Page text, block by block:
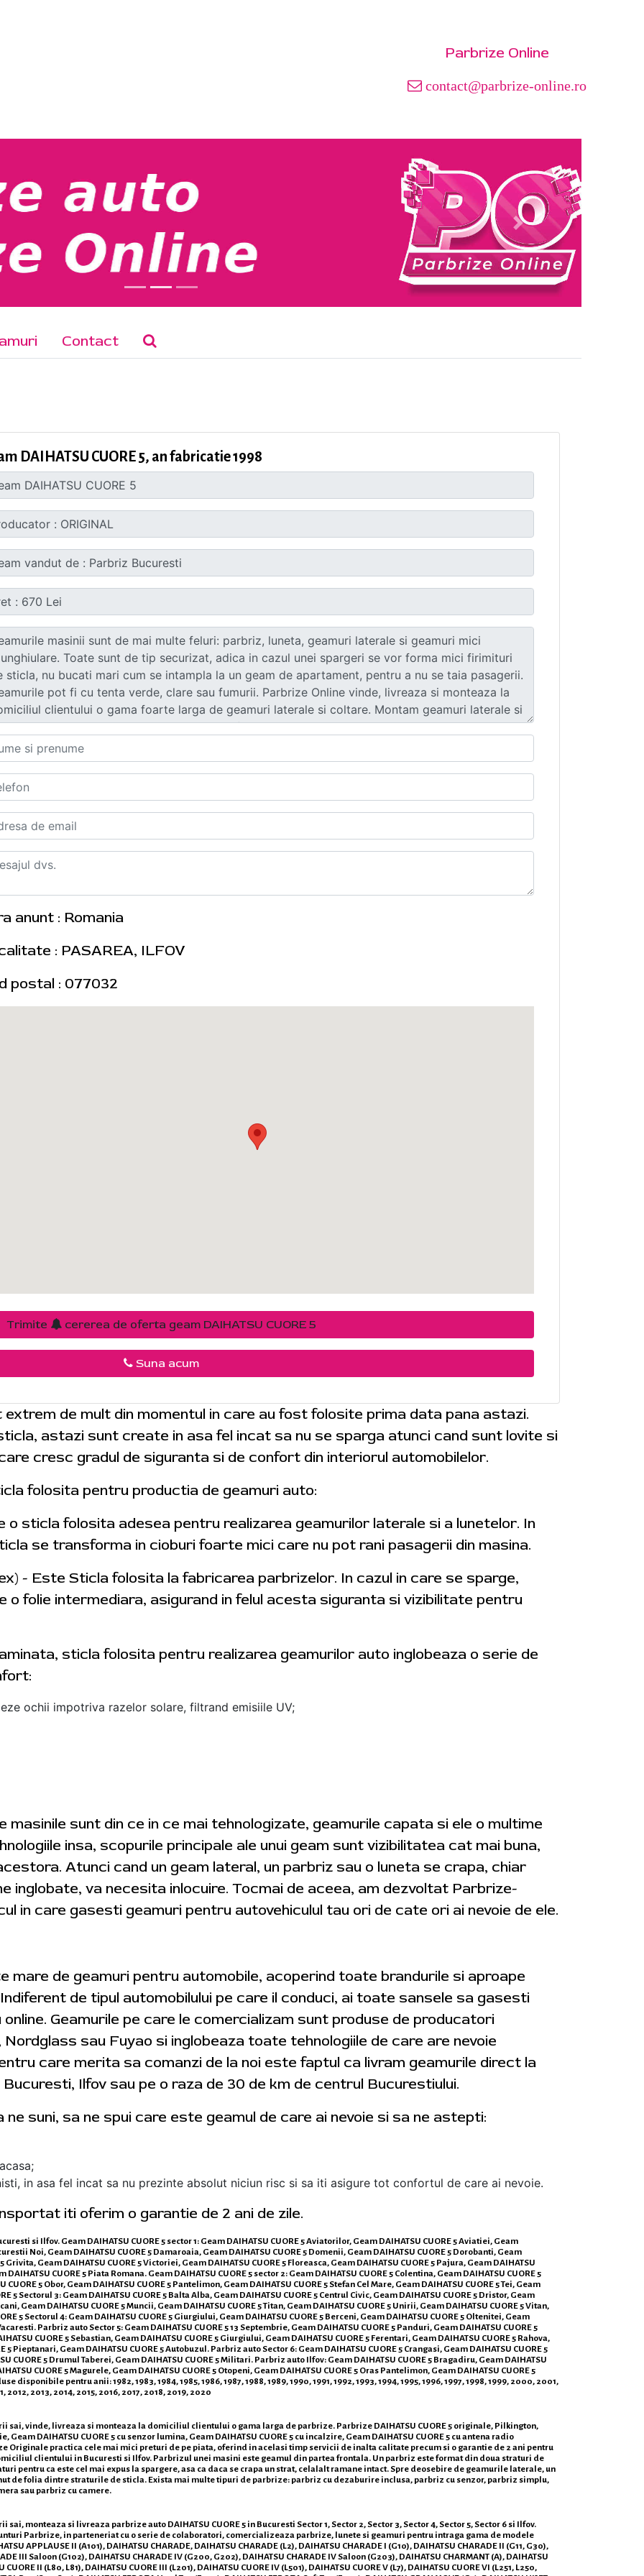
Parbrize Online
contact@parbrize-online.ro
Contact
DAIHATSU CUORE 5, an fabricatie 1998
anunt : Romania
: PASAREA, ILFOV
postal : 077032
Trimite cererea de oferta geam DAIHATSU CUORE 5
Suna acum
extrem de mult din momentul in care au fost folosite prima data pana astazi.
astazi sunt create in asa fel incat sa nu se sparga atunci cand sunt lovite si
cresc gradul de siguranta si de confort din interiorul automobilelor.
folosita pentru productia de geamuri auto:
sticla folosita adesea pentru realizarea geamurilor laterale si a lunetelor. In
se transforma in cioburi foarte mici care nu pot rani pasagerii din masina.
- Este Sticla folosita la fabricarea parbrizelor. In cazul in care se sparge,
folie intermediara, asigurand in felul acesta siguranta si vizibilitate pentru
sticla folosita pentru realizarea geamurilor auto inglobeaza o serie de
ochii impotriva razelor solare, filtrand emisiile UV;
sunt din ce in ce mai tehnologizate, geamurile capata si ele o multime
insa, scopurile principale ale unui geam sunt vizibilitatea cat mai buna,
Atunci cand un geam lateral, un parbriz sau o luneta se crapa, chiar
inglobate, va necesita inlocuire. Tocmai de aceea, am dezvoltat Parbrize-
in care gasesti geamuri pentru autovehiculul tau ori de cate ori ai nevoie de ele.
de geamuri pentru automobile, acoperind toate brandurile si aproape
de tipul automobilului pe care il conduci, ai toate sansele sa gasesti
Geamurile pe care le comercializam sunt produse de producatori
sau Fuyao si inglobeaza toate tehnologiile de care are nevoie
care merita sa comanzi de la noi este faptul ca livram geamurile direct la
Ilfov sau pe o raza de 30 de km de centrul Bucurestiului.
suni, sa ne spui care este geamul de care ai nevoie si sa ne astepti:
in asa fel incat sa nu prezinte absolut niciun risc si sa iti asigure tot confortul de care ai nevoie.
iti oferim o garantie de 2 ani de zile.
si Ilfov. Geam DAIHATSU CUORE 5 sector 1: Geam DAIHATSU CUORE 5 Aviatorilor, Geam DAIHATSU CUORE 5 Aviatiei, Geam
Noi, Geam DAIHATSU CUORE 5 Damaroaia, Geam DAIHATSU CUORE 5 Domenii, Geam DAIHATSU CUORE 5 Dorobanti, Geam
Grivita, Geam DAIHATSU CUORE 5 Victoriei, Geam DAIHATSU CUORE 5 Floreasca, Geam DAIHATSU CUORE 5 Pajura, Geam DAIHATSU
CUORE 5 Piata Romana. Geam DAIHATSU CUORE 5 sector 2: Geam DAIHATSU CUORE 5 Colentina, Geam DAIHATSU CUORE 5
5 Obor, Geam DAIHATSU CUORE 5 Pantelimon, Geam DAIHATSU CUORE 5 Stefan Cel Mare, Geam DAIHATSU CUORE 5 Tei, Geam
5 Sectorul 3: Geam DAIHATSU CUORE 5 Balta Alba, Geam DAIHATSU CUORE 5 Centrul Civic, Geam DAIHATSU CUORE 5 Dristor, Geam
Geam DAIHATSU CUORE 5 Muncii, Geam DAIHATSU CUORE 5 Titan, Geam DAIHATSU CUORE 5 Unirii, Geam DAIHATSU CUORE 5 Vitan,
5 Sectorul 4: Geam DAIHATSU CUORE 5 Giurgiului, Geam DAIHATSU CUORE 5 Berceni, Geam DAIHATSU CUORE 5 Oltenitei, Geam
Parbriz auto Sector 5: Geam DAIHATSU CUORE 5 13 Septembrie, Geam DAIHATSU CUORE 5 Panduri, Geam DAIHATSU CUORE 5
CUORE 5 Sebastian, Geam DAIHATSU CUORE 5 Giurgiului, Geam DAIHATSU CUORE 5 Ferentari, Geam DAIHATSU CUORE 5 Rahova,
5 Pieptanari, Geam DAIHATSU CUORE 5 Autobuzul. Parbriz auto Sector 6: Geam DAIHATSU CUORE 5 Crangasi, Geam DAIHATSU CUORE 5
CUORE 5 Drumul Taberei, Geam DAIHATSU CUORE 5 Militari. Parbriz auto Ilfov: Geam DAIHATSU CUORE 5 Bragadiru, Geam DAIHATSU
CUORE 5 Magurele, Geam DAIHATSU CUORE 5 Otopeni, Geam DAIHATSU CUORE 5 Oras Pantelimon, Geam DAIHATSU CUORE 5
disponibile pentru anii: 1982, 1983, 1984, 1985, 1986, 1987, 1988, 1989, 1990, 1991, 1992, 1993, 1994, 1995, 1996, 1997, 1998, 1999, 2000, 2001,
2013, 2014, 2015, 2016, 2017, 2018, 2019, 2020
sai, vinde, livreaza si monteaza la domiciliul clientului o gama larga de parbrize. Parbrize DAIHATSU CUORE 5 originale, Pilkington,
Geam DAIHATSU CUORE 5 cu senzor lumina, Geam DAIHATSU CUORE 5 cu incalzire, Geam DAIHATSU CUORE 5 cu antena radio
Originale practica cele mai mici preturi de pe piata, oferind in acelasi timp servicii de inalta calitate precum si o garantie de 2 ani pentru
clientului in Bucuresti si Ilfov. Parbrizul unei masini este geamul din partea frontala. Un parbriz este format din doua straturi de
pentru ca este cel mai expus la spargere, asa ca daca se crapa un strat, celalalt ramane intact. Spre deosebire de geamurile laterale, un
de folia dintre straturile de sticla. Exista mai multe tipuri de parbrize: parbriz cu dezaburire inclusa, parbriz cu senzor, parbriz simplu,
sau parbriz cu camere.
monteaza si livreaza parbrize auto DAIHATSU CUORE 5 in Bucuresti Sector 1, Sector 2, Sector 3, Sector 4, Sector 5, Sector 6 si Ilfov.
Parbrize, in parteneriat cu o serie de colaboratori, comercializeaza parbrize, lunete si geamuri pentru intraga gama de modele
APPLAUSE II (A101), DAIHATSU CHARADE, DAIHATSU CHARADE (L2), DAIHATSU CHARADE I (G10), DAIHATSU CHARADE II (G11, G30),
III Saloon (G102), DAIHATSU CHARADE IV (G200, G202), DAIHATSU CHARADE IV Saloon (G203), DAIHATSU CHARMANT (A), DAIHATSU
II (L80, L81), DAIHATSU CUORE III (L201), DAIHATSU CUORE IV (L501), DAIHATSU CUORE V (L7), DAIHATSU CUORE VI (L251, L250,